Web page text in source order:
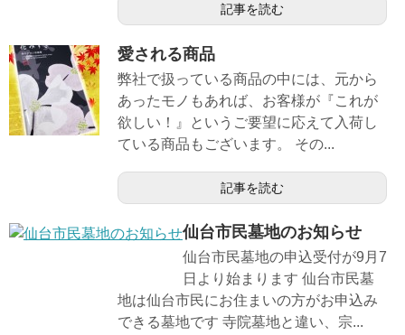
記事を読む
愛される商品
弊社で扱っている商品の中には、元から
あったモノもあれば、お客様が『これが
欲しい！』というご要望に応えて入荷し
ている商品もございます。 その...
記事を読む
仙台市民墓地のお知らせ
仙台市民墓地の申込受付が9月7
日より始まります 仙台市民墓
地は仙台市民にお住まいの方がお申込み
できる墓地です 寺院墓地と違い、宗...